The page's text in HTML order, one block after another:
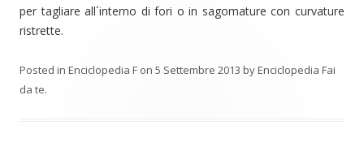
per tagliare all´interno di fori o in sagomature con curvature
ristrette.
Posted in Enciclopedia F on 5 Settembre 2013 byEnciclopedia Fai
da te.